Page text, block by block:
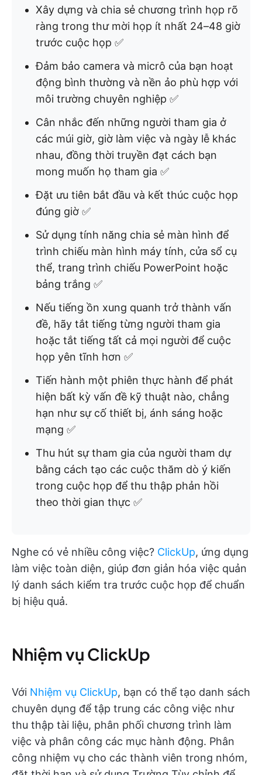
Xây dựng và chia sẻ chương trình họp rõ
ràng trong thư mời họp ít nhất 24–48 giờ
trước cuộc họp ✅
Đảm bảo camera và micrô của bạn hoạt
động bình thường và nền ảo phù hợp với
môi trường chuyên nghiệp ✅
Cân nhắc đến những người tham gia ở
các múi giờ, giờ làm việc và ngày lễ khác
nhau, đồng thời truyền đạt cách bạn
mong muốn họ tham gia ✅
Đặt ưu tiên bắt đầu và kết thúc cuộc họp
đúng giờ ✅
Sử dụng tính năng chia sẻ màn hình để
trình chiếu màn hình máy tính, cửa sổ cụ
thể, trang trình chiếu PowerPoint hoặc
bảng trắng ✅
Nếu tiếng ồn xung quanh trở thành vấn
đề, hãy tắt tiếng từng người tham gia
hoặc tắt tiếng tất cả mọi người để cuộc
họp yên tĩnh hơn ✅
Tiến hành một phiên thực hành để phát
hiện bất kỳ vấn đề kỹ thuật nào, chẳng
hạn như sự cố thiết bị, ánh sáng hoặc
mạng ✅
Thu hút sự tham gia của người tham dự
bằng cách tạo các cuộc thăm dò ý kiến
trong cuộc họp để thu thập phản hồi
theo thời gian thực ✅
Nghe có vẻ nhiều công việc? ClickUp, ứng dụng
làm việc toàn diện, giúp đơn giản hóa việc quản
lý danh sách kiểm tra trước cuộc họp để chuẩn
bị hiệu quả.
Nhiệm vụ ClickUp
Với Nhiệm vụ ClickUp, bạn có thể tạo danh sách
chuyên dụng để tập trung các công việc như
thu thập tài liệu, phân phối chương trình làm
việc và phân công các mục hành động. Phân
công nhiệm vụ cho các thành viên trong nhóm,